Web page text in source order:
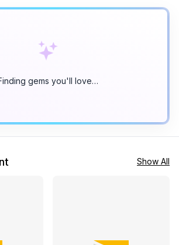
gems you'll love…
Show All